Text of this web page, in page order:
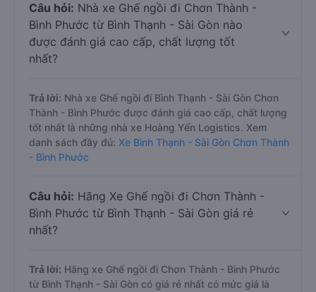
Câu hỏi: Nhà xe Ghế ngồi đi Chơn Thành -
Bình Phước từ Bình Thạnh - Sài Gòn nào
được đánh giá cao cấp, chất lượng tốt
nhất?
Trả lời: Nhà xe Ghế ngồi đi Bình Thạnh - Sài Gòn Chơn
Thành - Bình Phước được đánh giá cao cấp, chất lượng
tốt nhất là những nhà xe Hoàng Yến Logistics. Xem
danh sách đầy đủ: Xe Bình Thạnh - Sài Gòn Chơn Thành
- Bình Phước
Câu hỏi: Hãng Xe Ghế ngồi đi Chơn Thành -
Bình Phước từ Bình Thạnh - Sài Gòn giá rẻ
nhất?
Trả lời: Hãng xe Ghế ngồi đi Chơn Thành - Bình Phước
từ Bình Thạnh - Sài Gòn có giá rẻ nhất có mức giá là